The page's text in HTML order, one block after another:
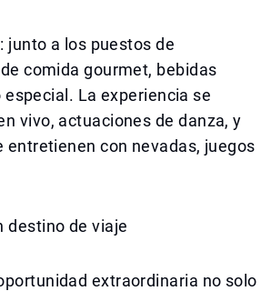
junto a los puestos de
comida gourmet, bebidas
La experiencia se
vivo, actuaciones de danza, y
con nevadas, juegos
destino de viaje
extraordinaria no solo